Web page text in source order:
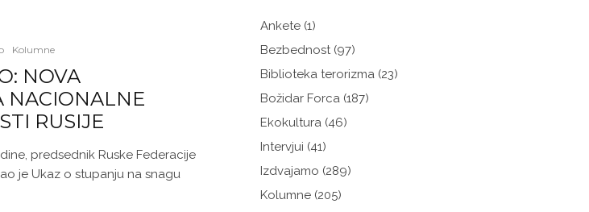
Kolumne
NOVA
NACIONALNE
RUSIJE
predsednik Ruske Federacije
je Ukaz o stupanju na snagu
Ankete (1)
Bezbednost(97)
Biblioteka terorizma (23)
Božidar Forca (187)
Ekokultura (46)
Intervjui (41)
Izdvajamo (289)
Kolumne (205)